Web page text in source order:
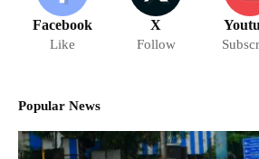
Facebook
Like
X
Follow
Popular News